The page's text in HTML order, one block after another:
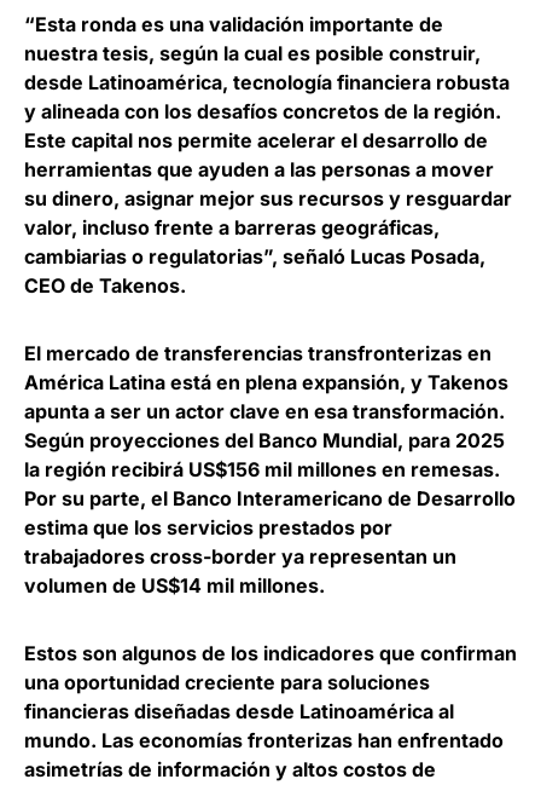
“Esta ronda es una validación importante de
nuestra tesis, según la cual es posible construir,
desde Latinoamérica, tecnología financiera robusta
y alineada con los desafíos concretos de la región.
Este capital nos permite acelerar el desarrollo de
herramientas que ayuden a las personas a mover
su dinero, asignar mejor sus recursos y resguardar
valor, incluso frente a barreras geográficas,
cambiarias o regulatorias”, señaló Lucas Posada,
CEO de Takenos.
El mercado de transferencias transfronterizas en
América Latina está en plena expansión, y Takenos
apunta a ser un actor clave en esa transformación.
Según proyecciones del Banco Mundial, para 2025
la región recibirá US$156 mil millones en remesas.
Por su parte, el Banco Interamericano de Desarrollo
estima que los servicios prestados por
trabajadores cross-border ya representan un
volumen de US$14 mil millones.
Estos son algunos de los indicadores que confirman
una oportunidad creciente para soluciones
financieras diseñadas desde Latinoamérica al
mundo. Las economías fronterizas han enfrentado
asimetrías de información y altos costos de